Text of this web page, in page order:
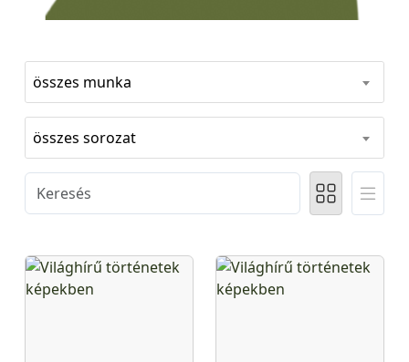
összes munka
összes sorozat